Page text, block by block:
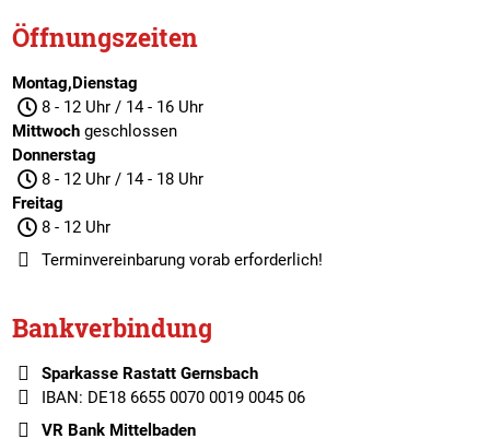
Öffnungszeiten
Montag,Dienstag
8 - 12 Uhr / 14 - 16 Uhr
Mittwochgeschlossen
Donnerstag
8 - 12 Uhr / 14 - 18 Uhr
Freitag
8 - 12 Uhr
Terminvereinbarungvorab erforderlich!
Bankverbindung
Sparkasse Rastatt Gernsbach
IBAN: DE18 6655 0070 0019 0045 06
VR Bank Mittelbaden